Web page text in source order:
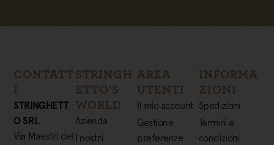
CONTATT
I
STRINGHETT
O SRL
Via Maestri del
STRINGH
ETTO'S
WORLD
Azienda
I nostri
AREA
UTENTI
Il mio account
Gestione
preferenze
INFORMA
ZIONI
Spedizioni
Termini e
condizioni